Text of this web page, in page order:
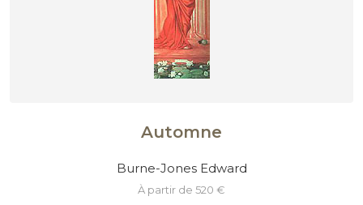
Automne
Burne-Jones Edward
à partir de 520 €